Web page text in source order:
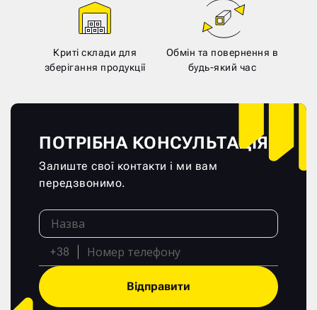
Криті склади для
зберігання продукції
Обмін та повернення в
будь-який час
ПОТРІБНА КОНСУЛЬТАЦІЯ?
Залиште свої контакти і ми вам
передзвонимо.
+38
Відправити